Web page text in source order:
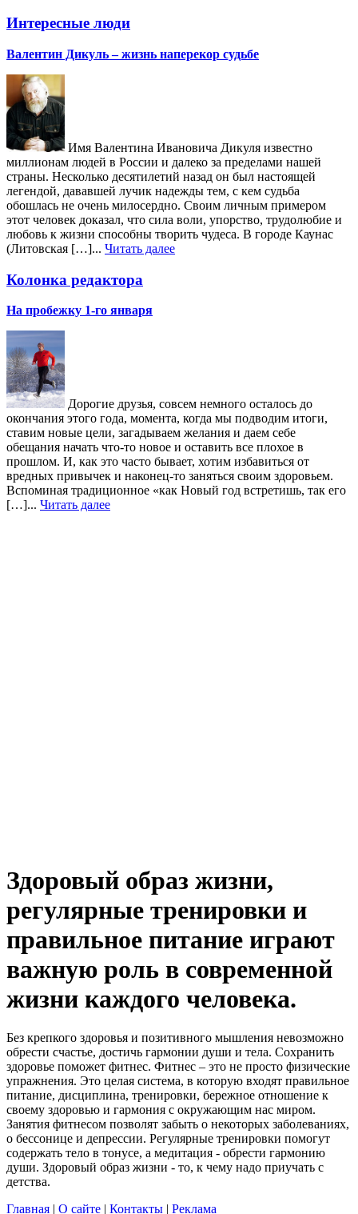
Интересные люди
Валентин Дикуль – жизнь наперекор судьбе
Имя Валентина Ивановича Дикуля известно
миллионам людей в России и далеко за пределами нашей
страны. Несколько десятилетий назад он был настоящей
легендой, дававшей лучик надежды тем, с кем судьба
обошлась не очень милосердно. Своим личным примером
этот человек доказал, что сила воли, упорство, трудолюбие и
любовь к жизни способны творить чудеса. В городе Каунас
(Литовская […]... Читать далее
Колонка редактора
На пробежку 1-го января
Дорогие друзья, совсем немного осталось до
окончания этого года, момента, когда мы подводим итоги,
ставим новые цели, загадываем желания и даем себе
обещания начать что-то новое и оставить все плохое в
прошлом. И, как это часто бывает, хотим избавиться от
вредных привычек и наконец-то заняться своим здоровьем.
Вспоминая традиционное «как Новый год встретишь, так его
[…]... Читать далее
Здоровый образ жизни,
регулярные тренировки и
правильное питание играют
важную роль в современной
жизни каждого человека.
Без крепкого здоровья и позитивного мышления невозможно
обрести счастье, достичь гармонии души и тела. Сохранить
здоровье поможет фитнес. Фитнес – это не просто физические
упражнения. Это целая система, в которую входят правильное
питание, дисциплина, тренировки, бережное отношение к
своему здоровью и гармония с окружающим нас миром.
Занятия фитнесом позволят забыть о некоторых заболеваниях,
о бессонице и депрессии. Регулярные тренировки помогут
содержать тело в тонусе, а медитация - обрести гармонию
души. Здоровый образ жизни - то, к чему надо приучать с
детства.
Главная | О сайте | Контакты | Реклама